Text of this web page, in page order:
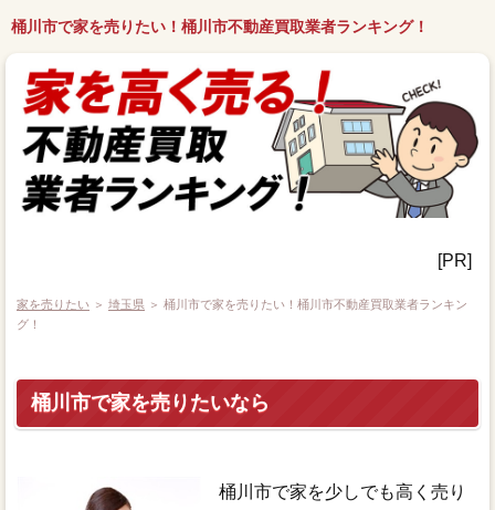
桶川市で家を売りたい！桶川市不動産買取業者ランキング！
[PR]
家を売りたい ＞ 埼玉県 ＞ 桶川市で家を売りたい！桶川市不動産買取業者ランキン
グ！
桶川市で家を売りたいなら
桶川市で家を少しでも高く売り